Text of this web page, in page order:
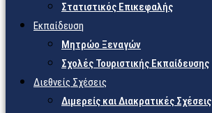
Στατιστικός Επικεφαλής
Εκπαίδευση
Μητρώο Ξεναγών
Σχολές Τουριστικής Εκπαίδευσης
Διεθνείς Σχέσεις
Διμερείς και Διακρατικές Σχέσεις